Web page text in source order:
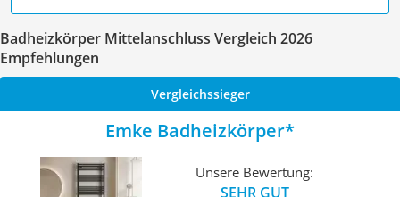
Badheizkörper Mittelanschluss Vergleich 2026
Empfehlungen
Vergleichssieger
Emke Badheizkörper
Unsere Bewertung:
SEHR GUT